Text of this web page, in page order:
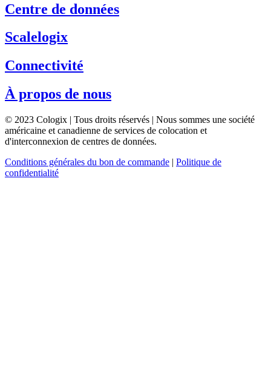
Centre de données
Scalelogix
Connectivité
À propos de nous
© 2023 Cologix | Tous droits réservés | Nous sommes une société
américaine et canadienne de services de colocation et
d'interconnexion de centres de données.
Conditions générales du bon de commande | Politique de
confidentialité